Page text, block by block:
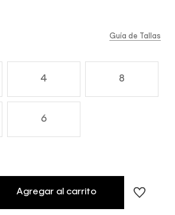
4 8
6
Guía de Tallas
Agregar al carrito